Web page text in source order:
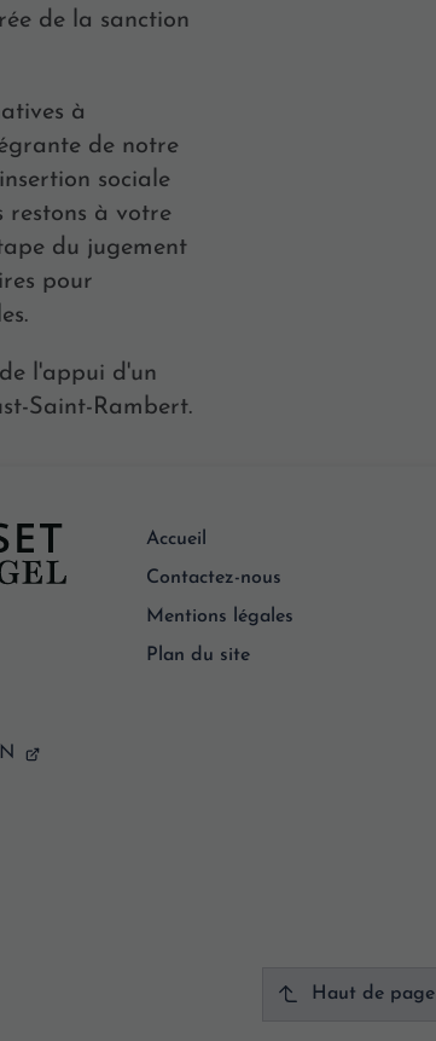
de la sanction
à
de notre
sociale
restons à votre
du jugement
pour
l'appui d'un
Saint-Rambert.
Accueil
Contactez-nous
Mentions légales
Plan du site
Haut de page